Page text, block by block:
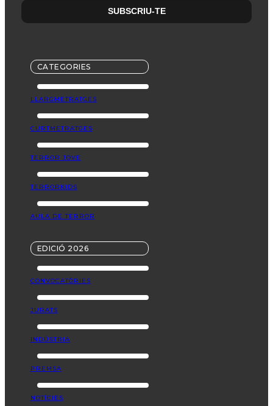
CATEGORIES
LLARGMETRATGES
CURTMETRATGES
TERROR JOVE
TERRORKIDS
AULA DE TERROR
EDICIÓ 2026
CONVOCATÒRIES
JURATS
INDÚSTRIA
PREMSA
NOTÍCIES